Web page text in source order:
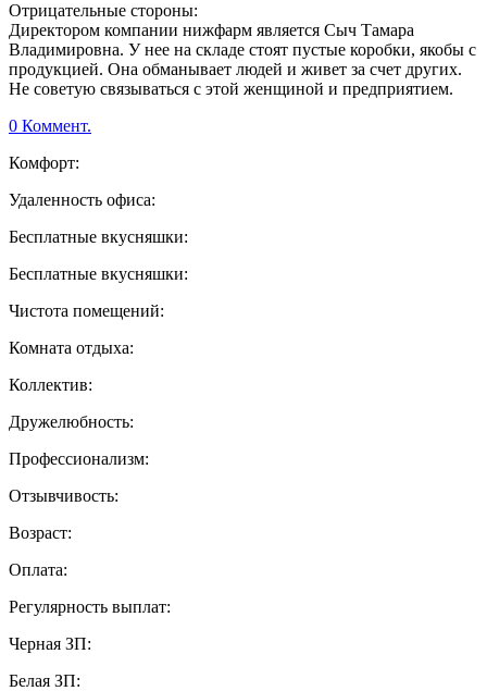
Отрицательные стороны:
Директором компании нижфарм является Сыч Тамара
Владимировна. У нее на складе стоят пустые коробки, якобы с
продукцией. Она обманывает людей и живет за счет других.
Не советую связываться с этой женщиной и предприятием.
0 Коммент.
Комфорт:
Удаленность офиса:
Бесплатные вкусняшки:
Бесплатные вкусняшки:
Чистота помещений:
Комната отдыха:
Коллектив:
Дружелюбность:
Профессионализм:
Отзывчивость:
Возраст:
Оплата:
Регулярность выплат:
Черная ЗП:
Белая ЗП: